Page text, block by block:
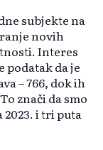
subjekte na
novih
Interes
da je
– 766, dok ih
znači da smo
2023. i tri puta